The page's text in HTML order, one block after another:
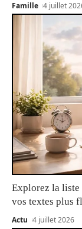
Famille 4 juillet
Explorez la liste
vos textes plus
Actu 4 juillet 2026